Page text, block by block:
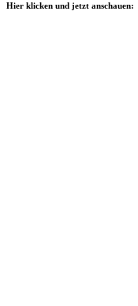
Hier klicken und jetzt anschauen: